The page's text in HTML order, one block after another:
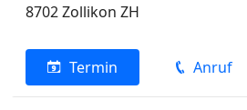
8702Zollikon ZH
Termin Anruf